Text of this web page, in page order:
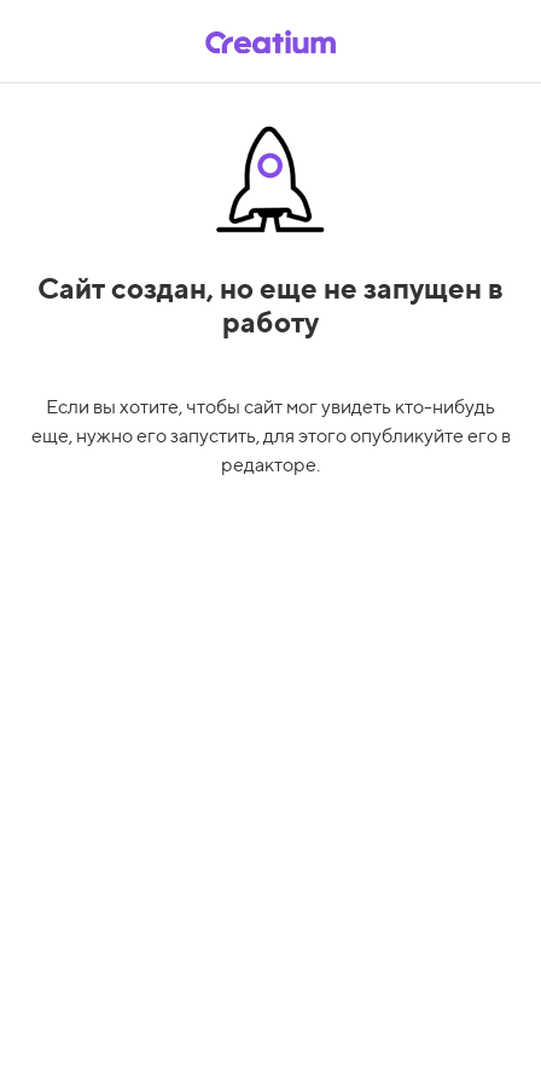
Сайт создан, но еще не запущен в
работу
Если вы хотите, чтобы сайт мог увидеть кто-нибудь
еще, нужно его запустить, для этого опубликуйте его в
редакторе.